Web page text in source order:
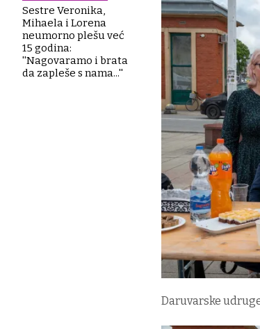
Sestre Veronika,
Mihaela i Lorena
neumorno plešu već
15 godina:
''Nagovaramo i brata
da zapleše s nama...''
Daruvarske